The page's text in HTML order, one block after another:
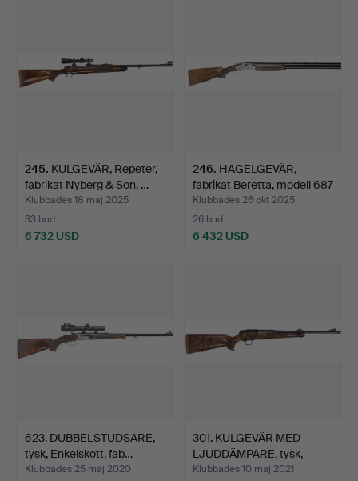
245. KULGEVÄR, Repeter,
fabrikat Nyberg & Son, …
Klubbades 18 maj 2025
33 bud
6 732 USD
246. HAGELGEVÄR,
fabrikat Beretta, modell 687
E…
Klubbades 26 okt 2025
26 bud
6 432 USD
623. DUBBELSTUDSARE,
tysk, Enkelskott, fab…
Klubbades 25 maj 2020
301. KULGEVÄR MED
LJUDDÄMPARE, tysk,
Repet…
Klubbades 10 maj 2021